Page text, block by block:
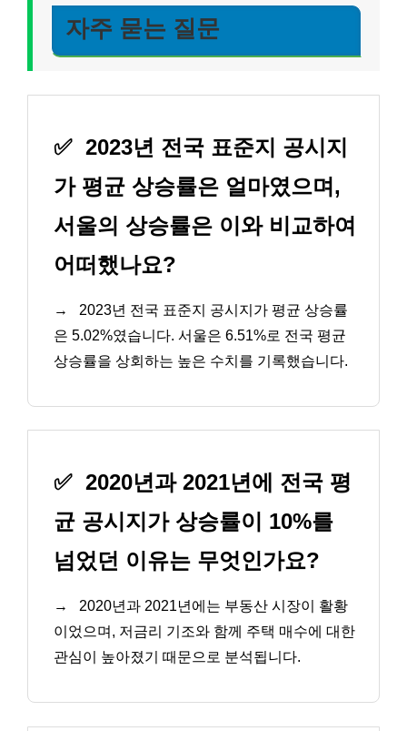
자주 묻는 질문
✅ 2023년 전국 표준지 공시지
가 평균 상승률은 얼마였으며,
서울의 상승률은 이와 비교하여
어떠했나요?
→
2023년 전국 표준지 공시지가 평균 상승률
은 5.02%였습니다. 서울은 6.51%로 전국 평균
상승률을 상회하는 높은 수치를 기록했습니다.
✅ 2020년과 2021년에 전국 평
균 공시지가 상승률이 10%를
넘었던 이유는 무엇인가요?
→
2020년과 2021년에는 부동산 시장이 활황
이었으며, 저금리 기조와 함께 주택 매수에 대한
관심이 높아졌기 때문으로 분석됩니다.